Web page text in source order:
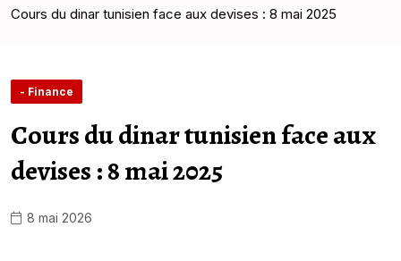
Cours du dinar tunisien face aux devises : 8 mai 2025
- Finance
Cours du dinar tunisien face aux
devises : 8 mai 2025
8 mai 2026